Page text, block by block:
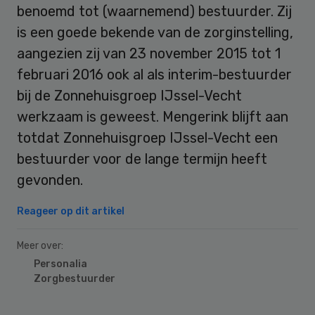
benoemd tot (waarnemend) bestuurder. Zij
is een goede bekende van de zorginstelling,
aangezien zij van 23 november 2015 tot 1
februari 2016 ook al als interim-bestuurder
bij de Zonnehuisgroep IJssel-Vecht
werkzaam is geweest. Mengerink blijft aan
totdat Zonnehuisgroep IJssel-Vecht een
bestuurder voor de lange termijn heeft
gevonden.
Reageer op dit artikel
Meer over:
Personalia
Zorgbestuurder